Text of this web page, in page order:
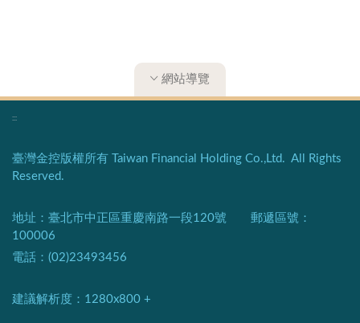
網站導覽
:::
臺灣金控版權所有 Taiwan Financial Holding Co.,Ltd. All Rights
Reserved.
地址：臺北市中正區重慶南路一段120號 郵遞區號：
100006
電話：(02)23493456
建議解析度：1280x800 +​